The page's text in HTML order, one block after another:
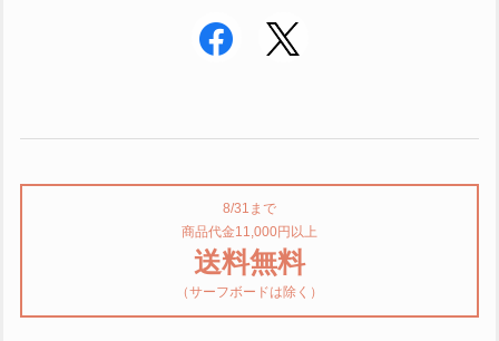
8/31まで
商品代金11,000円以上
送料無料
（サーフボードは除く）